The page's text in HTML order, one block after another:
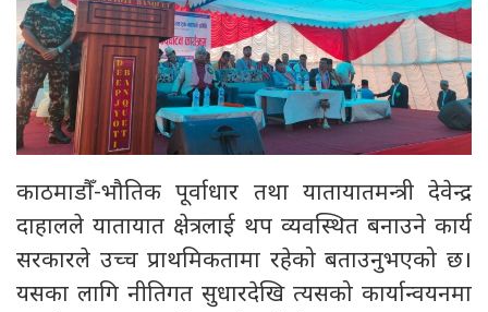
काठमाडौँ-भौतिक पूर्वाधार तथा यातायातमन्त्री देवेन्द्र
दाहालले यातायात क्षेत्रलाई थप व्यवस्थित बनाउने कार्य
सरकारले उच्च प्राथमिकतामा रहेको बताउनुभएको छ।
यसका लागि नीतिगत सुधारदेखि त्यसको कार्यान्वयनमा